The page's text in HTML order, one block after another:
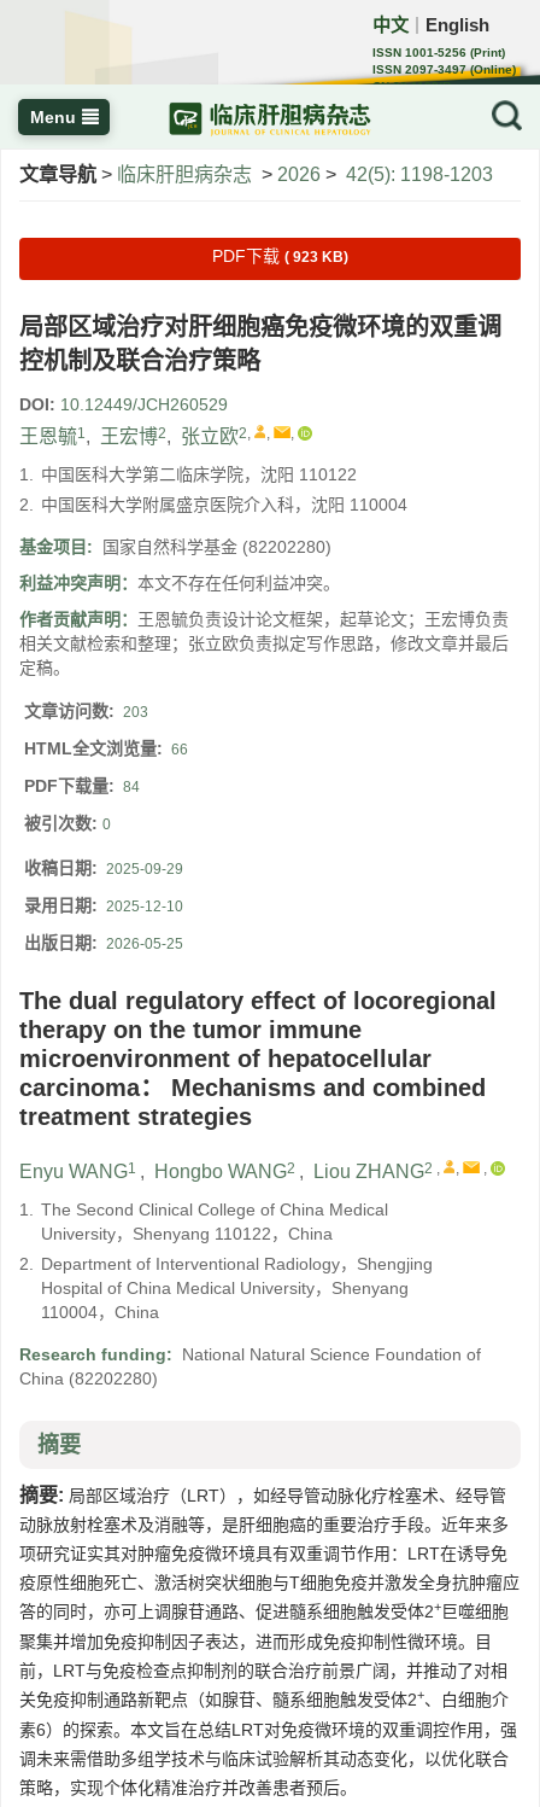
中文 English
ISSN 1001-5256 (Print)
ISSN 2097-3497 (Online)
CN 22-1108/R
Menu
文章导航 > 临床肝胆病杂志 > 2026 > 42(5): 1198-1203
PDF下载 ( 923 KB)
局部区域治疗对肝细胞癌免疫微环境的双重调
控机制及联合治疗策略
DOI: 10.12449/JCH260529
王恩毓1, 王宏博2, 张立欧2, , ,
1. 中国医科大学第二临床学院，沈阳 110122
2. 中国医科大学附属盛京医院介入科，沈阳 110004
基金项目: 国家自然科学基金 (82202280)
利益冲突声明： 本文不存在任何利益冲突。
作者贡献声明： 王恩毓负责设计论文框架，起草论文；王宏博负责
相关文献检索和整理；张立欧负责拟定写作思路，修改文章并最后
定稿。
文章访问数: 203
HTML全文浏览量: 66
PDF下载量: 84
被引次数: 0
收稿日期: 2025-09-29
录用日期: 2025-12-10
出版日期: 2026-05-25
The dual regulatory effect of locoregional
therapy on the tumor immune
microenvironment of hepatocellular
carcinoma： Mechanisms and combined
treatment strategies
Enyu WANG1 , Hongbo WANG2 , Liou ZHANG2 , , ,
1. The Second Clinical College of China Medical
University，Shenyang 110122，China
2. Department of Interventional Radiology，Shengjing
Hospital of China Medical University，Shenyang
110004，China
Research funding:
National Natural Science Foundation of
China (82202280)
摘要
摘要: 局部区域治疗（LRT），如经导管动脉化疗栓塞术、经导管
动脉放射栓塞术及消融等，是肝细胞癌的重要治疗手段。近年来多
项研究证实其对肿瘤免疫微环境具有双重调节作用：LRT在诱导免
疫原性细胞死亡、激活树突状细胞与T细胞免疫并激发全身抗肿瘤应
答的同时，亦可上调腺苷通路、促进髓系细胞触发受体2+ 巨噬细胞
聚集并增加免疫抑制因子表达，进而形成免疫抑制性微环境。目
前，LRT与免疫检查点抑制剂的联合治疗前景广阔，并推动了对相
关免疫抑制通路新靶点（如腺苷、髓系细胞触发受体2+、白细胞介
素6）的探索。本文旨在总结LRT对免疫微环境的双重调控作用，强
调未来需借助多组学技术与临床试验解析其动态变化，以优化联合
策略，实现个体化精准治疗并改善患者预后。